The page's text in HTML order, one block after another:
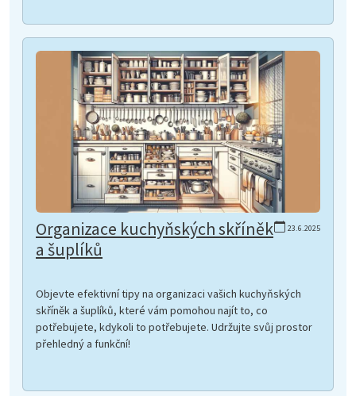
23.6.2025
Organizace kuchyňských skříněk
a šuplíků
Objevte efektivní tipy na organizaci vašich kuchyňských
skříněk a šuplíků, které vám pomohou najít to, co
potřebujete, kdykoli to potřebujete. Udržujte svůj prostor
přehledný a funkční!